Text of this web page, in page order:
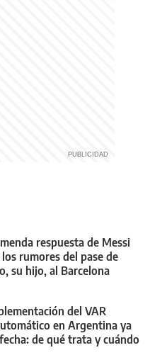
respuesta de Messi
rumores del pase de
su hijo, al Barcelona
del VAR
en Argentina ya
de qué trata y cuándo